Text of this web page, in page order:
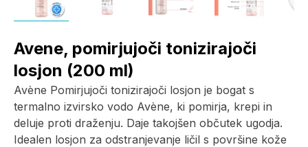
Avene, pomirjujoči tonizirajoči
losjon (200 ml)
Avène Pomirjujoči tonizirajoči losjon je bogat s
termalno izvirsko vodo Avène, ki pomirja, krepi in
deluje proti draženju. Daje takojšen občutek ugodja.
Idealen losjon za odstranjevanje ličil s površine kože